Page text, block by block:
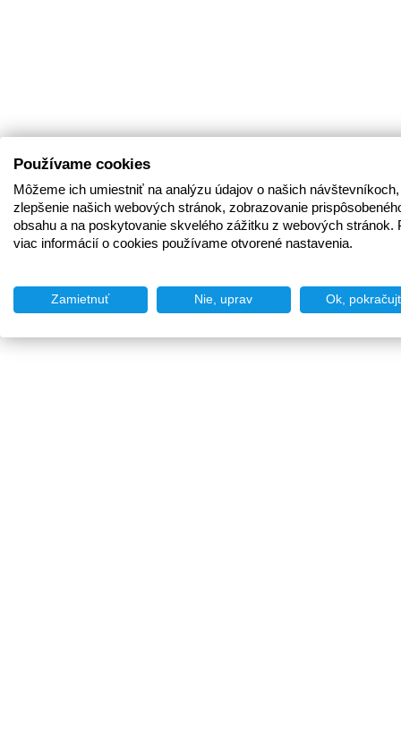
Používame cookies
Môžeme ich umiestniť na analýzu údajov o našich
zlepšenie našich webových stránok, zobrazovanie
obsahu a na poskytovanie skvelého zážitku z webových stránok.
viac informácií o cookies používame otvorené nastavenia.
Zamietnuť Nie, uprav Ok,